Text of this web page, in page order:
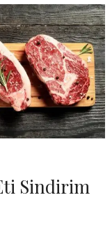
Sindirim